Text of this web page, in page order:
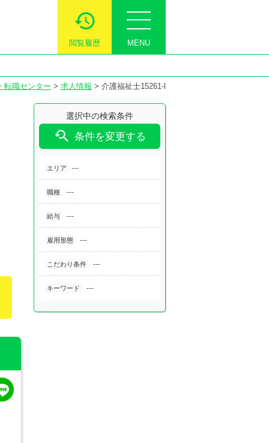
MENU
閲覧履歴
転職センター > 求人情報 > 介護福祉士15261-l
選択中の検索条件
 条件を変更する
エリア ---
職種 ---
給与 ---
雇用形態 ---
こだわり条件 ---
キーワード ---